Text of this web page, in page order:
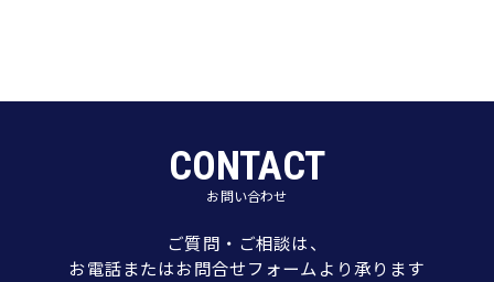
CONTACT
お問い合わせ
ご質問・ご相談は、
お電話またはお問合せフォームより承ります